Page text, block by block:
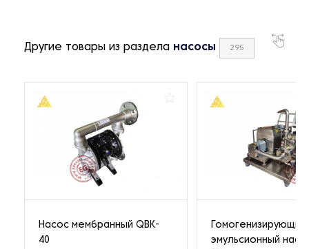
Другие товары из раздела насосы 295
Насос мембранный QBK-
40
Гомогенизирующий
эмульсионный